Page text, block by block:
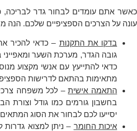
כאשר אתם עומדים לבחור גדר לבריכה,
עונה על הצרכים הספציפיים שלכם. הנה
בדקו את התקנות – כדאי להכיר
גובה הגדר, מערכת השער
כדאי להתייעץ עם אנשי מקצוע
מתאימות בהתאם לדרישות
התאמה אישית– לכל משפחה
בחשבון גורמים כמו גודל וצורת
יסייעו לכם לבחור את הסוג
איכות החומר – ניתן למצוא גדרות